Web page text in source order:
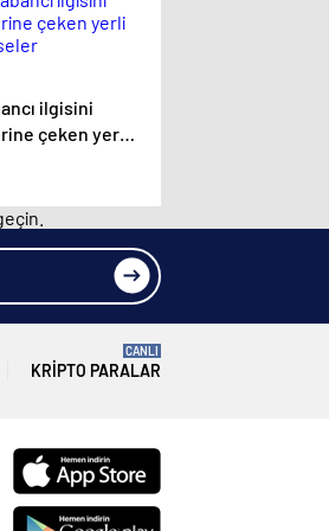
ilgisini
çeken yerli
KRIPTO PARALAR
CANLI